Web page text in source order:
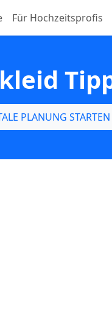
Für Hochzeitsprofis
PLANUNG STARTEN